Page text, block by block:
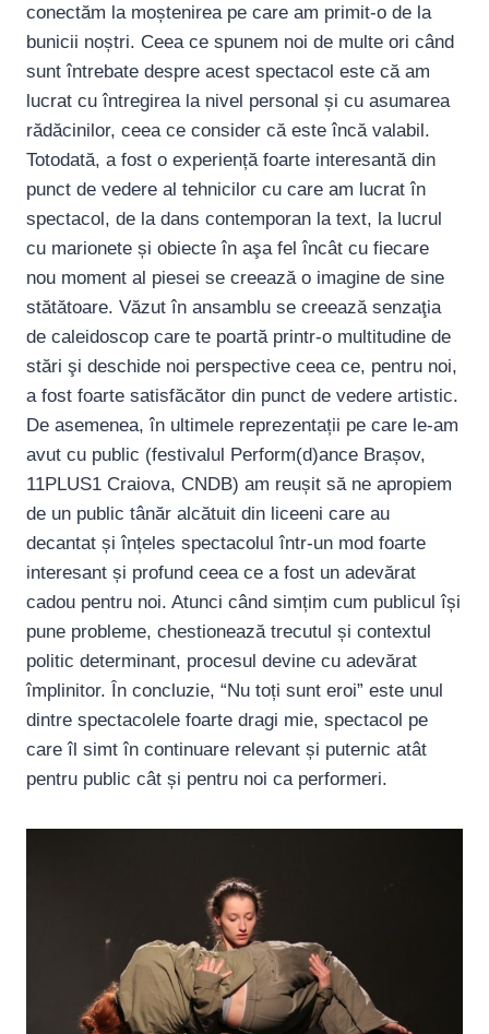
conectăm la moștenirea pe care am primit-o de la
bunicii noștri. Ceea ce spunem noi de multe ori când
sunt întrebate despre acest spectacol este că am
lucrat cu întregirea la nivel personal și cu asumarea
rădăcinilor, ceea ce consider că este încă valabil.
Totodată, a fost o experiență foarte interesantă din
punct de vedere al tehnicilor cu care am lucrat în
spectacol, de la dans contemporan la text, la lucrul
cu marionete și obiecte în aşa fel încât cu fiecare
nou moment al piesei se creează o imagine de sine
stătătoare. Văzut în ansamblu se creează senzaţia
de caleidoscop care te poartă printr-o multitudine de
stări şi deschide noi perspective ceea ce, pentru noi,
a fost foarte satisfăcător din punct de vedere artistic.
De asemenea, în ultimele reprezentații pe care le-am
avut cu public (festivalul Perform(d)ance Brașov,
11PLUS1 Craiova, CNDB) am reușit să ne apropiem
de un public tânăr alcătuit din liceeni care au
decantat și înțeles spectacolul într-un mod foarte
interesant și profund ceea ce a fost un adevărat
cadou pentru noi. Atunci când simțim cum publicul își
pune probleme, chestionează trecutul și contextul
politic determinant, procesul devine cu adevărat
împlinitor. În concluzie, “Nu toți sunt eroi” este unul
dintre spectacolele foarte dragi mie, spectacol pe
care îl simt în continuare relevant și puternic atât
pentru public cât și pentru noi ca performeri.